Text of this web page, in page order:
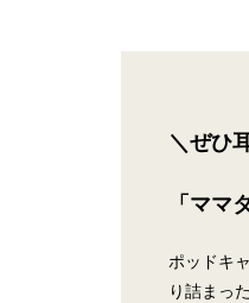
＼ぜひ
「ママ
ポッドキ
り詰まっ